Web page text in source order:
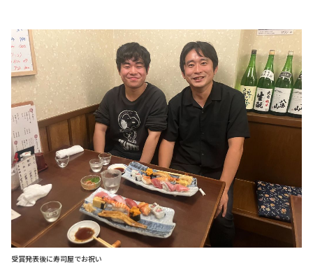
受賞発表後に寿司屋でお祝い